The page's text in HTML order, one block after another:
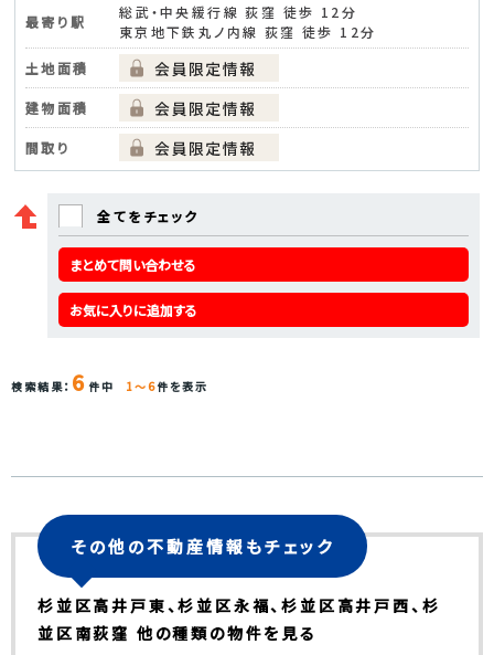
最寄り駅
総武・中央緩行線 荻窪 徒歩 12分
東京地下鉄丸ノ内線 荻窪 徒歩 12分
土地面積
建物面積
間取り
全てをチェック
まとめて問い合わせる
お気に入りに追加する
検索結果： 6 件中 1～6件を表示
その他の不動産情報もチェック
杉並区高井戸東、杉並区永福、杉並区高井戸西、杉
並区南荻窪 他の種類の物件を見る